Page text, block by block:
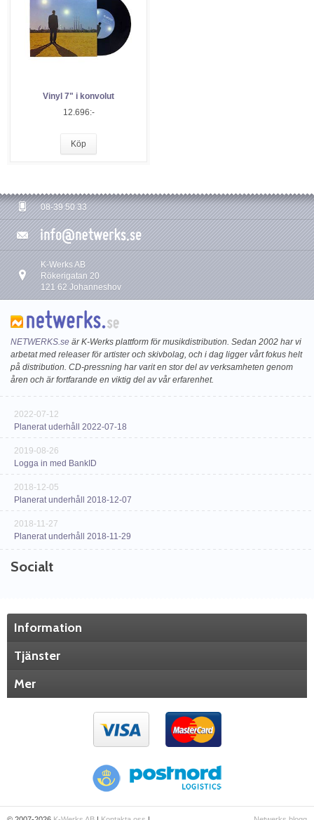
Vinyl 7" i konvolut
12.696:-
Köp
08-39 50 33
K-Werks AB
Rökerigatan 20
121 62 Johanneshov
NETWERKS.se är K-Werks plattform för musikdistribution. Sedan 2002 har vi
arbetat med releaser för artister och skivbolag, och i dag ligger vårt fokus helt
på distribution. CD-pressning har varit en stor del av verksamheten genom
åren och är fortfarande en viktig del av vår erfarenhet.
2022-07-12
Planerat uderhåll 2022-07-18
2019-08-26
Logga in med BankID
2018-12-05
Planerat underhåll 2018-12-07
2018-11-27
Planerat underhåll 2018-11-29
Socialt
Information
Tjänster
Mer